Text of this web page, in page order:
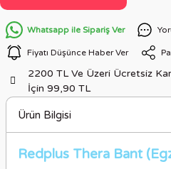
Whatsapp ile Sipariş Ver
Fiyatı Düşünce Haber Ver
2200 TL Ve Üzeri Ücretsiz
İçin 99,90 TL
Ürün Bilgisi
Redplus Thera Bant